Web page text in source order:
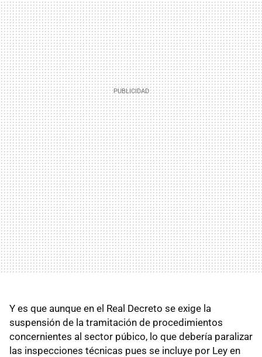
Y es que aunque en el Real Decreto se exige la
suspensión de la tramitación de procedimientos
concernientes al sector púbico, lo que debería paralizar
las inspecciones técnicas pues se incluye por Ley en